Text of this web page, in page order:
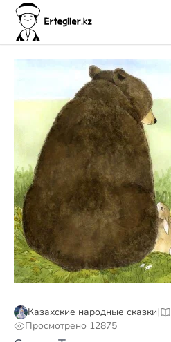
Казахские народные сказки|
Просмотрено 12875